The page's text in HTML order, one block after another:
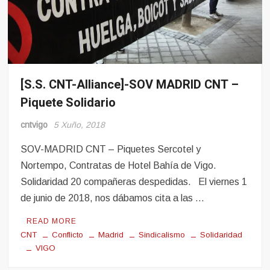
Conflito
Hosteleria
Sindicais
[S.S. CNT-Alliance]-SOV MADRID CNT –
Piquete Solidario
cntvigo 5 Xuño, 2018
SOV-MADRID CNT – Piquetes Sercotel y
Nortempo, Contratas de Hotel Bahía de Vigo.
Solidaridad 20 compañeras despedidas. El viernes 1
de junio de 2018, nos dábamos cita a las …
READ MORE
CNT Conflicto Madrid Sindicalismo
Solidaridad
VIGO